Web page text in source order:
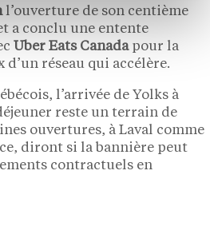
l’ouverture de son centième
a conclu une entente
Uber Eats Canadapour la
réseau qui accélère.
l’arrivée de Yolks à
reste un terrain de
ouvertures, à Laval comme
diront si la bannière peut
contractuels en